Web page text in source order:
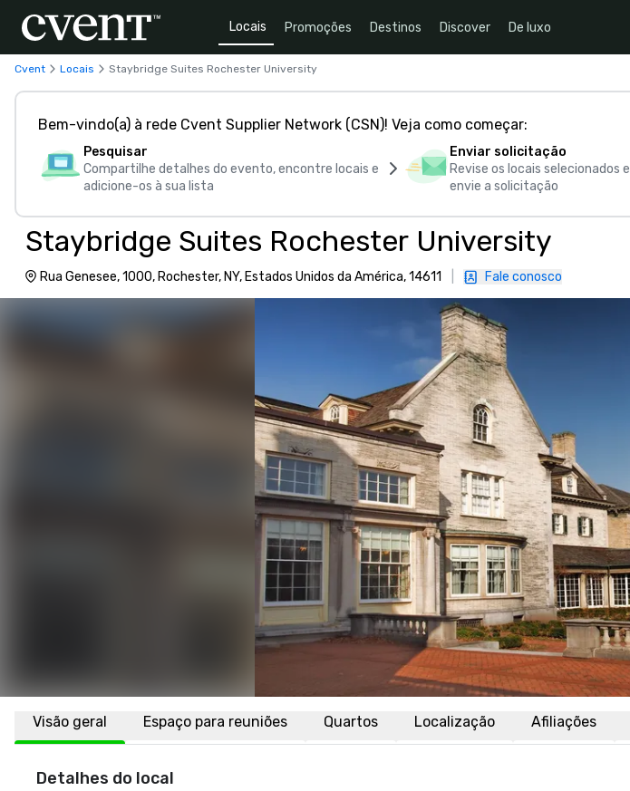
Locais Promoções Destinos Discover De luxo
Cvent Locais Staybridge Suites Rochester University
Bem-vindo(a) à rede Cvent Supplier Network (CSN)! Veja como começar:
Pesquisar
Compartilhe detalhes do evento, encontre locais e
adicione-os à sua lista
Enviar solicitação
Revise os locais selecionados e
envie a solicitação
Staybridge Suites Rochester University
Rua Genesee, 1000, Rochester, NY, Estados Unidos da América, 14611 Fale conosco
Visão geral Espaço para reuniões Quartos Localização Afiliações
Detalhes do local